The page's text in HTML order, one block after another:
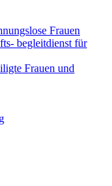
Frauen
begleitdienst für
Frauen und